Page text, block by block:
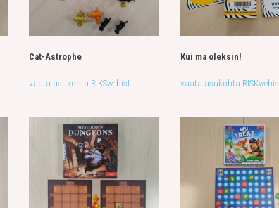
Cat-Astrophe
vaata asukohta RIKSwebist
Kui ma oleksin!
vaata asukohta